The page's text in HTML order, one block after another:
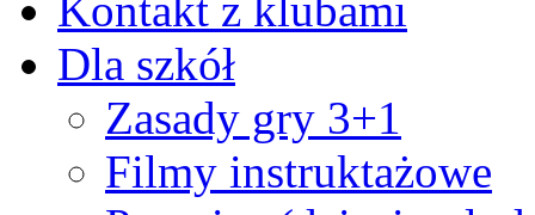
Dla szkół
Zasady gry 3+1
Filmy instruktażowe